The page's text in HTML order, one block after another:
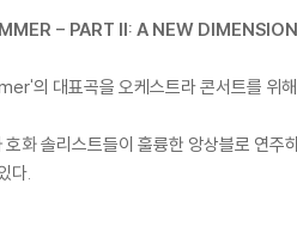
- PART II: A NEW
의 대표곡을 오케스트라 콘서트를
솔리스트들이 훌륭한 앙상블로 연
다.